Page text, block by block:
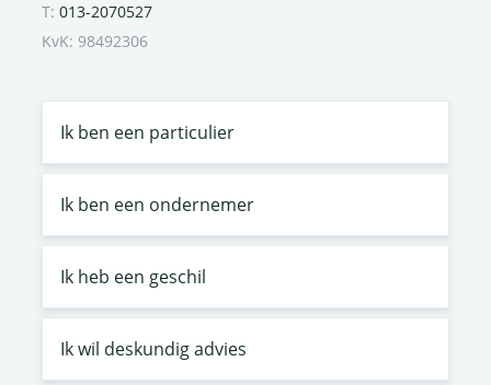
T: 013-2070527
KvK: 98492306
Ik ben een particulier
Ik ben een ondernemer
Ik heb een geschil
Ik wil deskundig advies